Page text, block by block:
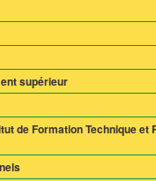
supérieur
de Formation Technique et